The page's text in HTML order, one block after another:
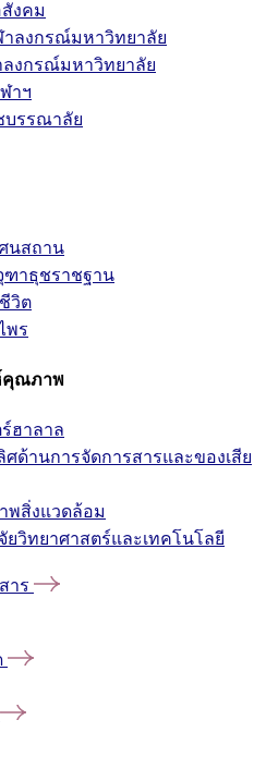
งคม
ลงกรณ์มหาวิทยาลัย
งกรณ์มหาวิทยาลัย
าฯ
บรรณาลัย
นสถาน
าธุชราชฐาน
วิต
พร
คุณภาพ
ฮาลาล
ศด้านการจัดการสารและของเสีย
พสิ่งแวดล้อม
ยวิทยาศาสตร์และเทคโนโลยี
าร